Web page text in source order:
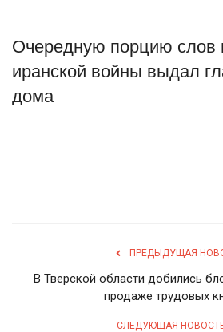
Туризм
Недвижимость
В мире
Очередную порцию слов
иранской войны выдал
дома
ПРЕДЫДУЩАЯ
В Тверской области добились
продаже трудовых
СЛЕДУЮЩАЯ